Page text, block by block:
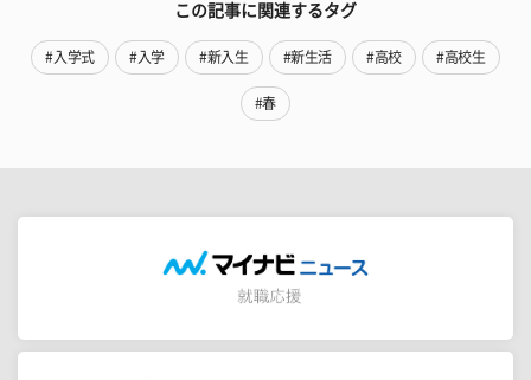
この記事に関連するタグ
#入学式 #入学 #新入生 #新生活 #高校 #高校生
#春